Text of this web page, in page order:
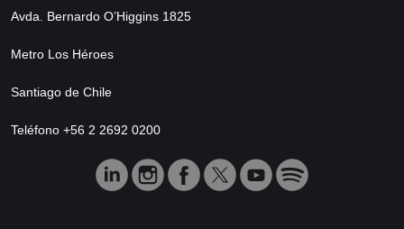
Avda. Bernardo O’Higgins 1825
Metro Los Héroes
Santiago de Chile
Teléfono +56 2 2692 0200